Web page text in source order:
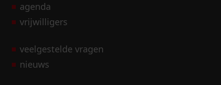
agenda
vrijwilligers
veelgestelde vragen
nieuws